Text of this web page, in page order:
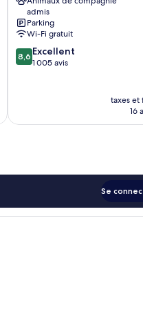
District
admis
Parking
Wi-Fi gratuit
8.6
sur
8,6 Excellent
1 005 avis
taxes et
16
Se